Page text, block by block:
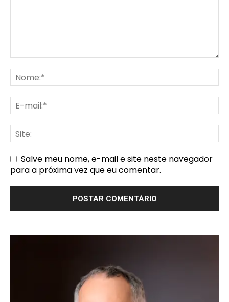
Salve meu nome, e-mail e site neste navegador
para a próxima vez que eu comentar.